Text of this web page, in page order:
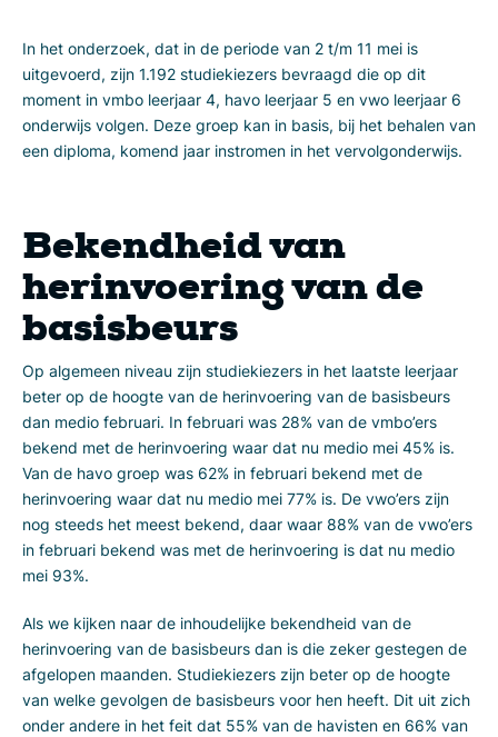
In het onderzoek, dat in de periode van 2 t/m 11 mei is
uitgevoerd, zijn 1.192 studiekiezers bevraagd die op dit
moment in vmbo leerjaar 4, havo leerjaar 5 en vwo leerjaar 6
onderwijs volgen. Deze groep kan in basis, bij het behalen van
een diploma, komend jaar instromen in het vervolgonderwijs.
Bekendheid van
herinvoering van de
basisbeurs
Op algemeen niveau zijn studiekiezers in het laatste leerjaar
beter op de hoogte van de herinvoering van de basisbeurs
dan medio februari. In februari was 28% van de vmbo’ers
bekend met de herinvoering waar dat nu medio mei 45% is.
Van de havo groep was 62% in februari bekend met de
herinvoering waar dat nu medio mei 77% is. De vwo’ers zijn
nog steeds het meest bekend, daar waar 88% van de vwo’ers
in februari bekend was met de herinvoering is dat nu medio
mei 93%.
Als we kijken naar de inhoudelijke bekendheid van de
herinvoering van de basisbeurs dan is die zeker gestegen de
afgelopen maanden. Studiekiezers zijn beter op de hoogte
van welke gevolgen de basisbeurs voor hen heeft. Dit uit zich
onder andere in het feit dat 55% van de havisten en 66% van